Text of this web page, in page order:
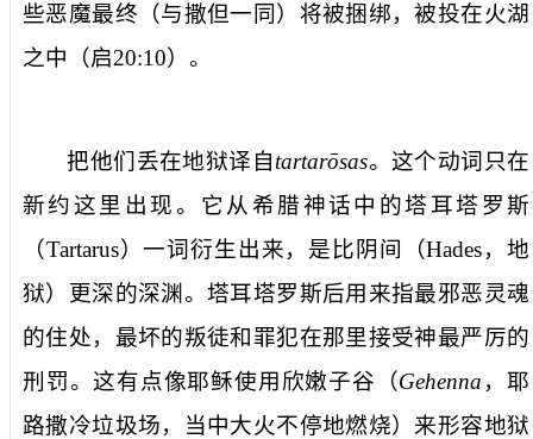
些恶魔最终（与撒但一同）将被捆绑，被投在火湖
之中（启20:10）。
把他们丢在地狱译自tartarōsas。这个动词只在
新约这里出现。它从希腊神话中的塔耳塔罗斯
（Tartarus）一词衍生出来，是比阴间（Hades，地
狱）更深的深渊。塔耳塔罗斯后用来指最邪恶灵魂
的住处，最坏的叛徒和罪犯在那里接受神最严厉的
刑罚。这有点像耶稣使用欣嫩子谷（Gehenna ，耶
路撒冷垃圾场，当中大火不停地燃烧）来形容地狱